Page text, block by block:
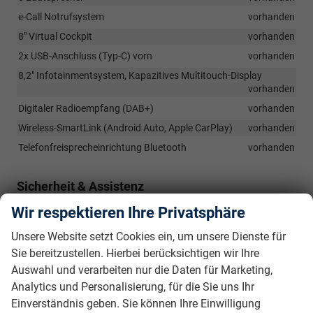
e-Call Notrufsystem
vorhanden
8" Virtual Cockpit
vorhanden
2x USB-Anschluss (Typ-C) vorn
vorhanden
8,2" Infotainmentsystem, Kapazitives Multitouch-Display
vorhanden
Digitaler Radioempfang (DAB+)
vorhanden
Wireless-SmartLink (Android Auto, Apple CarPlay)
vorhanden
Telefonfreisprecheinrichtung Bluetooth
vorhanden
Sicherheit & Assistenz
Fahrer- und Beifahrerairbag
Spurhalteassistent (Lane Assist)
Berganfahrassistent
vorhanden
Verkehrszeichenerkennungssystem
vorhanden
Müdigkeitserkennungssystem
vorhanden
Wir respektieren Ihre Privatsphäre
Unsere Website setzt Cookies ein, um unsere Dienste für
Sie bereitzustellen. Hierbei berücksichtigen wir Ihre
Auswahl und verarbeiten nur die Daten für Marketing,
Analytics und Personalisierung, für die Sie uns Ihr
Einverständnis geben. Sie können Ihre Einwilligung